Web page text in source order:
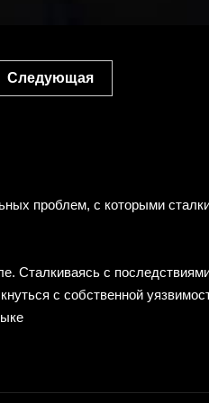
Следующая
проблем, с которыми
Сталкиваясь с
с собственной